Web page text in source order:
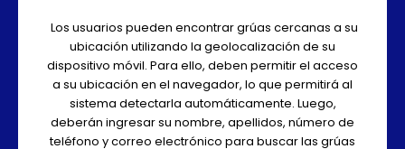
Los usuarios pueden encontrar grúas cercanas a su
ubicación utilizando la geolocalización de su
dispositivo móvil. Para ello, deben permitir el acceso
a su ubicación en el navegador, lo que permitirá al
sistema detectarla automáticamente. Luego,
deberán ingresar su nombre, apellidos, número de
teléfono y correo electrónico para buscar las grúas